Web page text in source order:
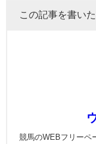
この記事を書いた
競馬のWEBフリーペ